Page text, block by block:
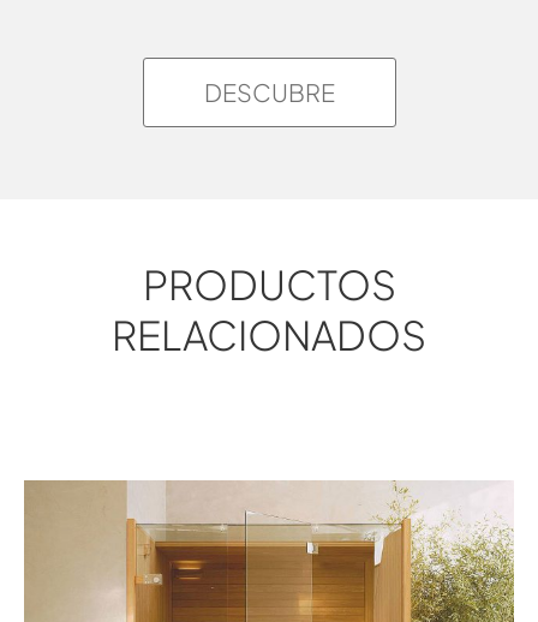
DESCUBRE
PRODUCTOS
RELACIONADOS